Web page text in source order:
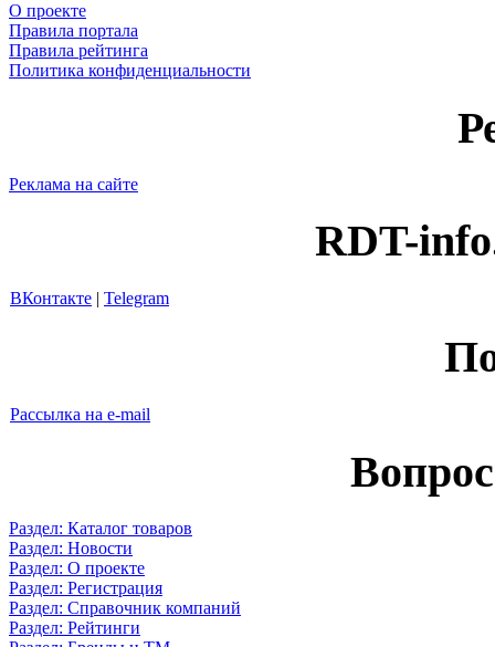
О проекте
Правила портала
Правила рейтинга
Политика конфиденциальности
Реклама на сайте
RDT-
ВКонтакте | Telegram
Рассылка на e-mail
Раздел: Каталог товаров
Раздел: Новости
Раздел: О проекте
Раздел: Регистрация
Раздел: Справочник компаний
Раздел: Рейтинги